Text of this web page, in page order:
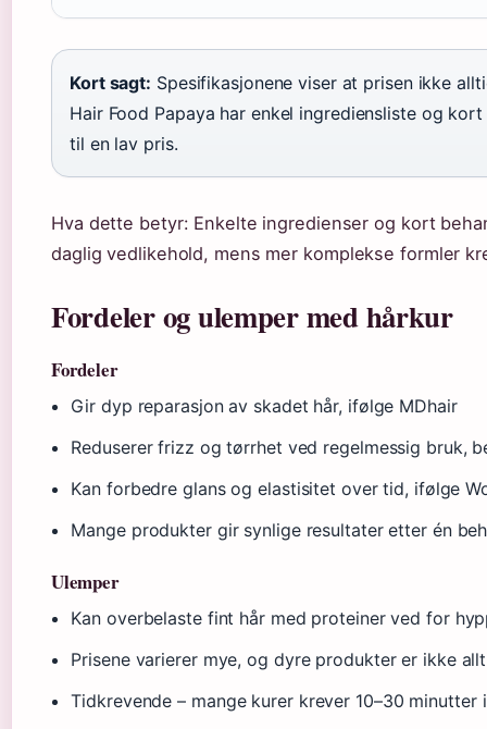
Kort sagt: Spesifikasjonene viser at prisen ikke
Hair Food Papaya har enkel ingrediensliste og
til en lav pris.
Hva dette betyr: Enkelte ingredienser og kort
daglig vedlikehold, mens mer komplekse formler
Fordeler og ulemper med hårkur
Fordeler
Gir dyp reparasjon av skadet hår, ifølge MDhair
Reduserer frizz og tørrhet ved regelmessig bruk,
Kan forbedre glans og elastisitet over tid, ifølge
Mange produkter gir synlige resultater etter én
Ulemper
Kan overbelaste fint hår med proteiner ved for
Prisene varierer mye, og dyre produkter er ikke
Tidkrevende – mange kurer krever 10–30 minutter